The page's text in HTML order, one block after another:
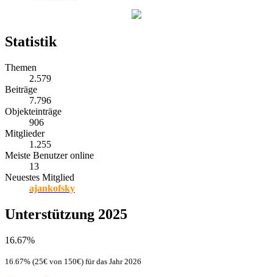
Statistik
Themen
2.579
Beiträge
7.796
Objekteinträge
906
Mitglieder
1.255
Meiste Benutzer online
13
Neuestes Mitglied
ajankofsky
Unterstützung 2025
16.67%
16.67% (25€ von 150€) für das Jahr 2026